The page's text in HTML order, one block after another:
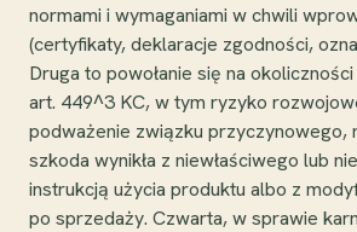
normami i wymaganiami w chwili
(certyfikaty, deklaracje zgodności,
Druga to powołanie się na
art. 449^3 KC, w tym ryzyko
podważenie związku przyczynowego,
szkoda wynikła z niewłaściwego lub
instrukcją użycia produktu albo z
po sprzedaży. Czwarta, w sprawie